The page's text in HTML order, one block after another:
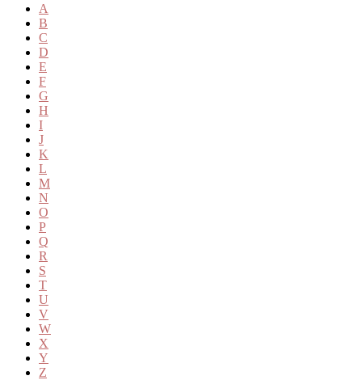
A
B
C
D
E
F
G
H
I
J
K
L
M
N
O
P
Q
R
S
T
U
V
W
X
Y
Z